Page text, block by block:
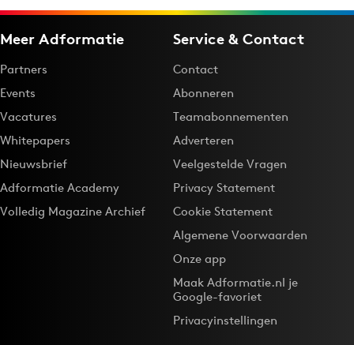
Meer Adformatie
Partners
Events
Vacatures
Whitepapers
Nieuwsbrief
Adformatie Academy
Volledig Magazine Archief
Service & Contact
Contact
Abonneren
Teamabonnementen
Adverteren
Veelgestelde Vragen
Privacy Statement
Cookie Statement
Algemene Voorwaarden
Onze app
Maak Adformatie.nl je
Google-favoriet
Privacyinstellingen